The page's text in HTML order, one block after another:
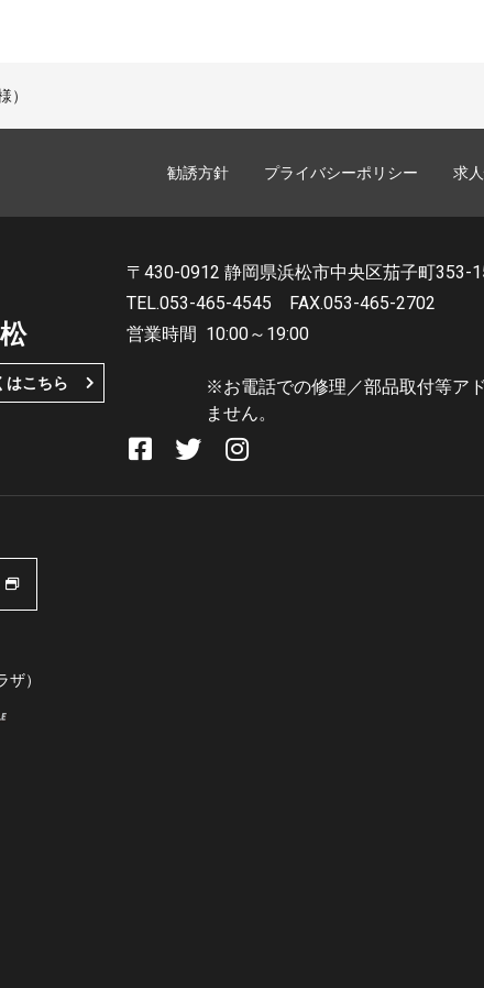
）
勧誘方針 プライバシーポリシー 求
はこちら
〒430-0912 静岡県浜松市中央区茄子町353-
TEL.053-465-4545
FAX.053-465-2702
営業時間 10:00～19:00
※お電話での修理／部品取付等ア
ません。
）